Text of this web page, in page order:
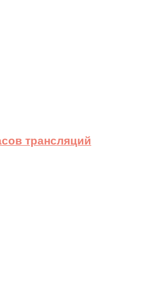
трансляций